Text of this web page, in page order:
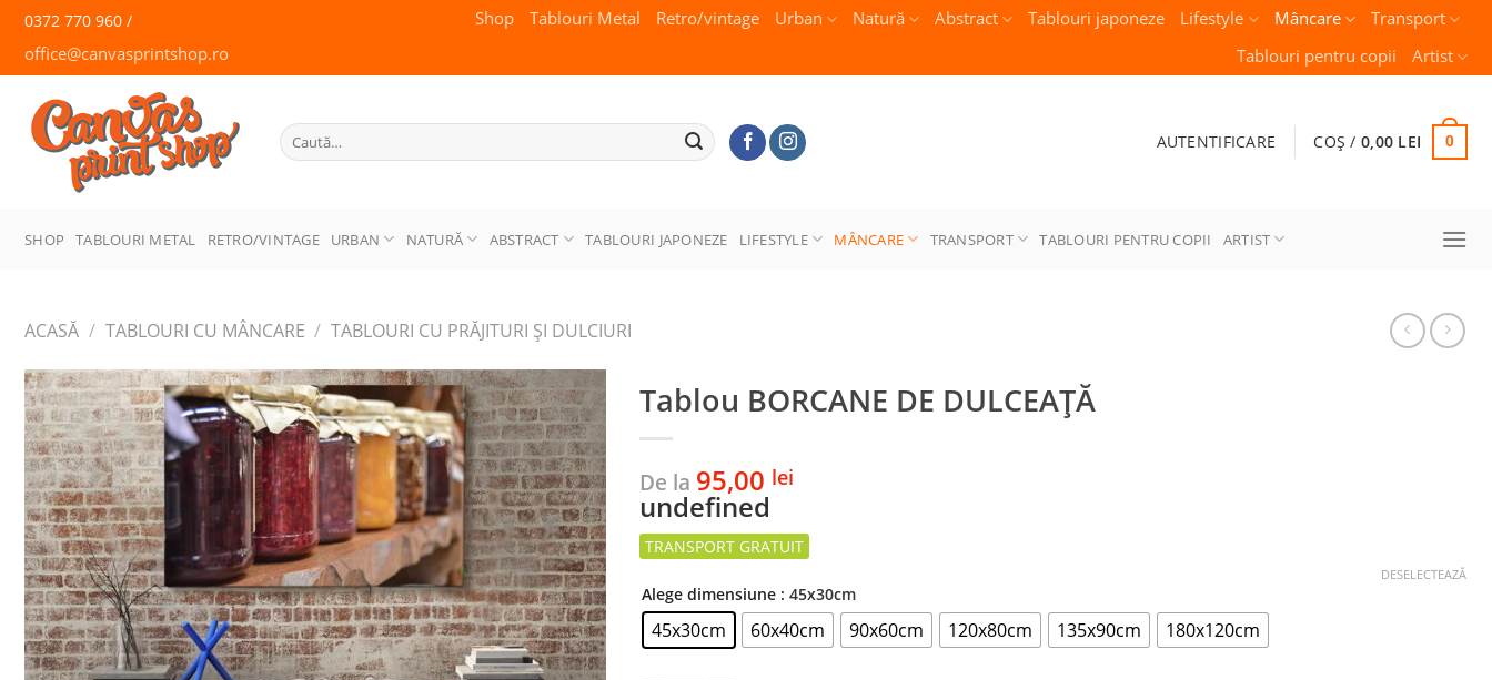
Skip
content
0372 770 960 /
office@canvasprintshop.ro
Shop Tablouri Metal Retro/vintage Urban Natură Abstract Tablouri japoneze Lifestyle Mâncare
Transport
Tablouri pentru copii
Artist
CANVAS
PRINT SHOP
Caută
după:
AUTENTIFICARE COȘ / 0,00 LEI 0
SHOP TABLOURI METAL RETRO/VINTAGE URBAN NATURĂ ABSTRACT TABLOURI JAPONEZE LIFESTYLE MÂNCARE TRANSPORT TABLOURI PENTRU COPII ARTIST
ACASĂ / TABLOURI CU MÂNCARE / TABLOURI CU PRĂJITURI ŞI DULCIURI
Adaugă
la
favorite
Tablou BORCANE DE DULCEAŢĂ
De la 95,00 lei
undefined
Alege dimensiune : 45x30cm
45x30cm 60x40cm 90x60cm 120x80cm 135x90cm 180x120cm
DESELECTEAZĂ